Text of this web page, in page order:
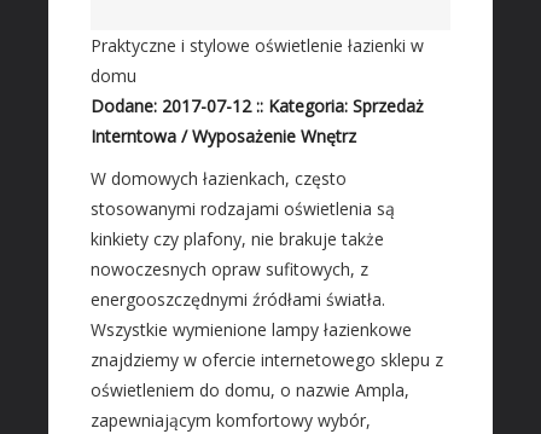
REZYDENCJE
Drzwi i Okna
Klimatyzacja i Wentylacja
Nieruchomości, Działki
Domy, Mieszkania
SZKOŁA
Placówki Edukacyjne
Kursy Językowe
Konferencje, Sale Szkoleniowe
Kursy i Szkolenia
Praktyczne i stylowe oświetlenie łazienki w
domu
Dodane: 2017-07-12 :: Kategoria: Sprzedaż
Interntowa / Wyposażenie Wnętrz
W domowych łazienkach, często
stosowanymi rodzajami oświetlenia są
kinkiety czy plafony, nie brakuje także
nowoczesnych opraw sufitowych, z
energooszczędnymi źródłami światła.
Wszystkie wymienione lampy łazienkowe
znajdziemy w ofercie internetowego sklepu z
oświetleniem do domu, o nazwie Ampla,
zapewniającym komfortowy wybór,